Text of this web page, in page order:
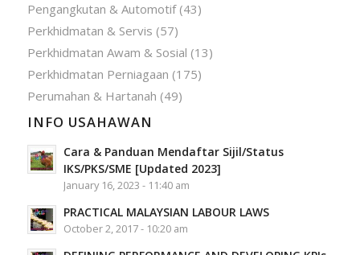
Pengangkutan & Automotif(43)
Perkhidmatan & Servis (57)
Perkhidmatan Awam & Sosial (13)
Perkhidmatan Perniagaan (175)
Perumahan & Hartanah (49)
INFO USAHAWAN
Cara & Panduan Mendaftar Sijil/Status
IKS/PKS/SME [Updated 2023]
January 16, 2023 - 11:40 am
PRACTICAL MALAYSIAN LABOUR LAWS
October 2, 2017 - 10:20 am